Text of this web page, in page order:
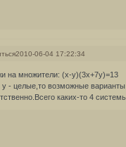
2010-06-04 17:22:34
на множители: (х-у)(3х+7у)=13
у - целые,то возможные
каких-то 4